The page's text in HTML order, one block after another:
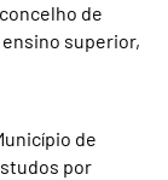
de
superior,
de
por